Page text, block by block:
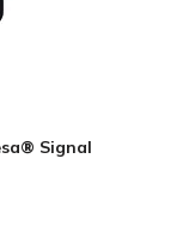
Signal